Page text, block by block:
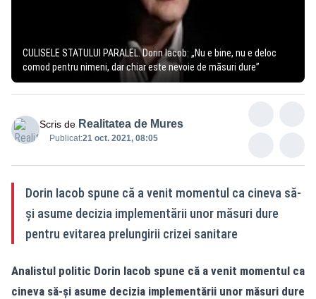
CULISELE STATULUI PARALEL. Dorin Iacob: „Nu e bine, nu e deloc
comod pentru nimeni, dar chiar este nevoie de măsuri dure”
Scris de Realitatea de Mures
Publicat:21 oct. 2021, 08:05
Dorin Iacob spune că a venit momentul ca cineva să-
și asume decizia implementării unor măsuri dure
pentru evitarea prelungirii crizei sanitare
Analistul politic Dorin Iacob spune că a venit momentul ca
cineva să-și asume decizia implementării unor măsuri dure